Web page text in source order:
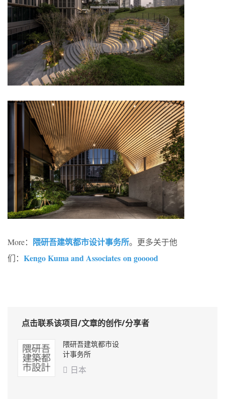
More： 隈研吾建筑都市设计事务所。更多关于他
们： Kengo Kuma and Associates on gooood
点击联系该项目/文章的创作/分享者
隈研吾建筑都市设
计事务所
 日本